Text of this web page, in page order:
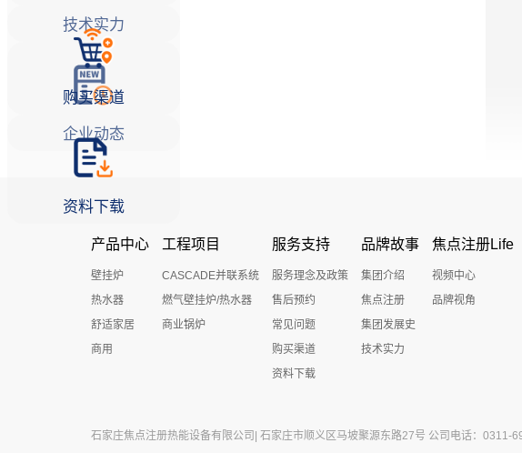
购买渠道
资料下载
技术实力
企业动态
产品中心
壁挂炉
热水器
舒适家居
商用
工程项目
CASCADE并联系统
燃气壁挂炉/热水器
商业锅炉
服务支持
服务理念及政策
售后预约
常见问题
购买渠道
资料下载
品牌故事
集团介绍
焦点注册
集团发展史
技术实力
焦点注册Life
视频中心
品牌视角
石家庄焦点注册热能设备有限公司| 石家庄市顺义区马坡聚源东路27号 公司电话：0311-